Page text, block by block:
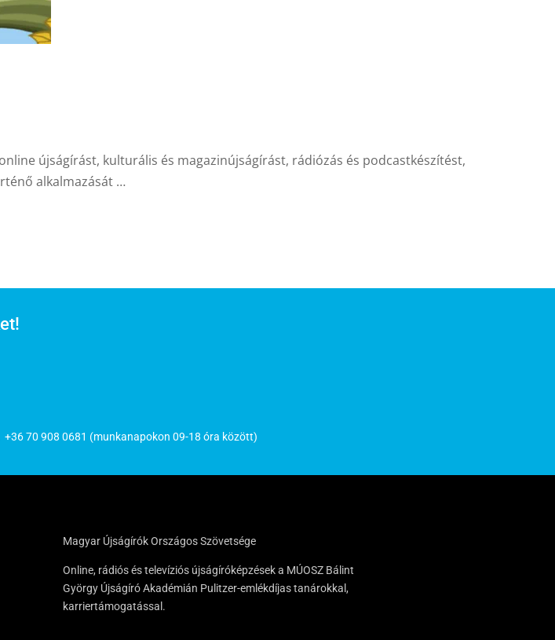
újságírást, kulturális és magazinújságírást, rádiózás és podcastkészítést,
alkalmazását …
+36 70 908 0681 (munkanapokon 09-18 óra között)
Magyar Újságírók Országos Szövetsége
Online, rádiós és televíziós újságíróképzések a MÚOSZ Bálint
György Újságíró Akadémián Pulitzer-emlékdíjas tanárokkal,
karriertámogatással.